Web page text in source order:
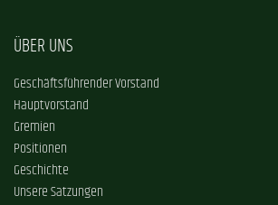
ÜBER UNS
Geschäftsführender Vorstand
Hauptvorstand
Gremien
Positionen
Geschichte
Unsere Satzungen